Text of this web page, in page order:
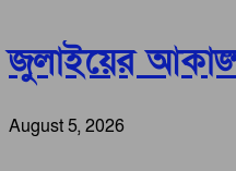
জুলাইয়ের
August 5, 2026